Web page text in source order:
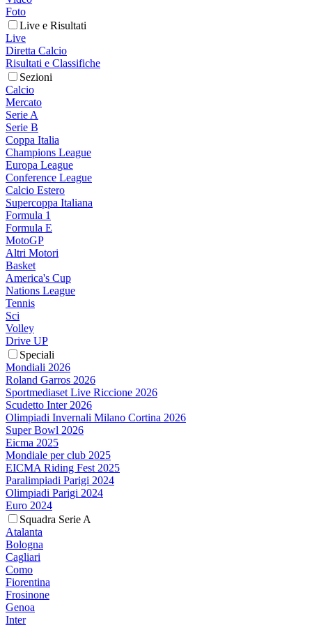
Foto
Live e Risultati
Live
Diretta Calcio
Risultati e Classifiche
Sezioni
Calcio
Mercato
Serie A
Serie B
Coppa Italia
Champions League
Europa League
Conference League
Calcio Estero
Supercoppa Italiana
Formula 1
Formula E
MotoGP
Altri Motori
Basket
America's Cup
Nations League
Tennis
Sci
Volley
Drive UP
Speciali
Mondiali 2026
Roland Garros 2026
Sportmediaset Live Riccione 2026
Scudetto Inter 2026
Olimpiadi Invernali Milano Cortina 2026
Super Bowl 2026
Eicma 2025
Mondiale per club 2025
EICMA Riding Fest 2025
Paralimpiadi Parigi 2024
Olimpiadi Parigi 2024
Euro 2024
Squadra Serie A
Atalanta
Bologna
Cagliari
Como
Fiorentina
Frosinone
Genoa
Inter